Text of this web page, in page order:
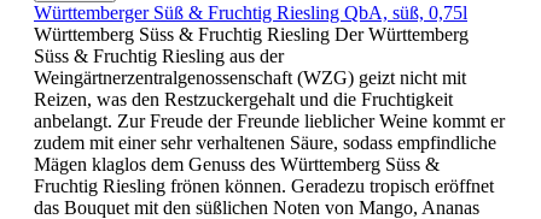
Württemberger Süß & Fruchtig Riesling QbA, süß, 0,75l
Württemberg Süss & Fruchtig Riesling Der Württemberg
Süss & Fruchtig Riesling aus der
Weingärtnerzentralgenossenschaft (WZG) geizt nicht mit
Reizen, was den Restzuckergehalt und die Fruchtigkeit
anbelangt. Zur Freude der Freunde lieblicher Weine kommt er
zudem mit einer sehr verhaltenen Säure, sodass empfindliche
Mägen klaglos dem Genuss des Württemberg Süss &
Fruchtig Riesling frönen können. Geradezu tropisch eröffnet
das Bouquet mit den süßlichen Noten von Mango, Ananas